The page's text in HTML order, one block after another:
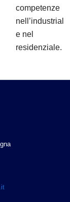
competenze
nell’industrial
e nel
residenziale.